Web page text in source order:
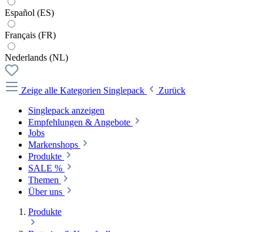
Español (ES)
Français (FR)
Nederlands (NL)
Zeige alle Kategorien Singlepack
Zurück
Singlepack anzeigen
Empfehlungen & Angebote
Jobs
Markenshops
Produkte
SALE %
Themen
Über uns
Produkte